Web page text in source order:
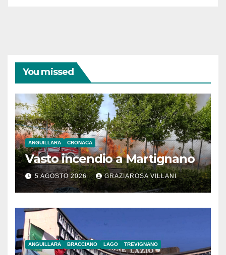
You missed
ANGUILLARA CRONACA
Vasto incendio a Martignano
5 AGOSTO 2026 GRAZIAROSA VILLANI
ANGUILLARA BRACCIANO LAGO TREVIGNANO